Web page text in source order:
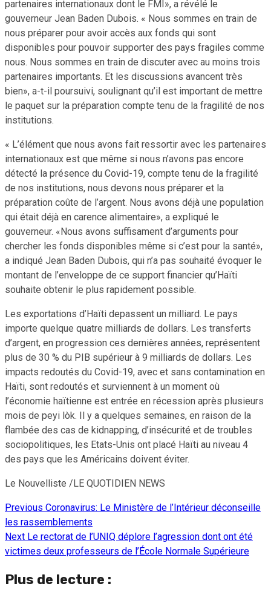
partenaires internationaux dont le FMI», a révélé le
gouverneur Jean Baden Dubois. « Nous sommes en train de
nous préparer pour avoir accès aux fonds qui sont
disponibles pour pouvoir supporter des pays fragiles comme
nous. Nous sommes en train de discuter avec au moins trois
partenaires importants. Et les discussions avancent très
bien», a-t-il poursuivi, soulignant qu’il est important de mettre
le paquet sur la préparation compte tenu de la fragilité de nos
institutions.
« L’élément que nous avons fait ressortir avec les partenaires
internationaux est que même si nous n’avons pas encore
détecté la présence du Covid-19, compte tenu de la fragilité
de nos institutions, nous devons nous préparer et la
préparation coûte de l’argent. Nous avons déjà une population
qui était déjà en carence alimentaire», a expliqué le
gouverneur. «Nous avons suffisament d’arguments pour
chercher les fonds disponibles même si c’est pour la santé»,
a indiqué Jean Baden Dubois, qui n’a pas souhaité évoquer le
montant de l’enveloppe de ce support financier qu’Haïti
souhaite obtenir le plus rapidement possible.
Les exportations d’Haïti depassent un milliard. Le pays
importe quelque quatre milliards de dollars. Les transferts
d’argent, en progression ces dernières années, représentent
plus de 30 % du PIB supérieur à 9 milliards de dollars. Les
impacts redoutés du Covid-19, avec et sans contamination en
Haïti, sont redoutés et surviennent à un moment où
l’économie haïtienne est entrée en récession après plusieurs
mois de peyi lòk. Il y a quelques semaines, en raison de la
flambée des cas de kidnapping, d’insécurité et de troubles
sociopolitiques, les Etats-Unis ont placé Haïti au niveau 4
des pays que les Américains doivent éviter.
Le Nouvelliste /LE QUOTIDIEN NEWS
Continue
Reading
Previous Coronavirus: Le Ministère de l’Intérieur déconseille
les rassemblements
Next Le rectorat de l’UNIQ déplore l’agression dont ont été
victimes deux professeurs de l’École Normale Supérieure
Plus de lecture :